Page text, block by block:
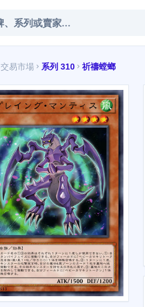
交易市場 chevron_right 系列 310 chevron_right 祈禱螳螂